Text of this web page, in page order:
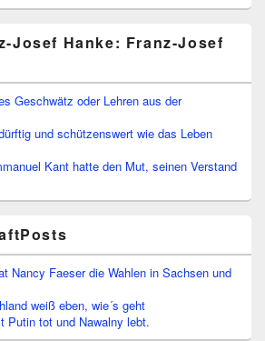
Josef Hanke: Franz-Josef
Geschwätz oder Lehren aus der
und schützenswert wie das Leben
Kant hatte den Mut, seinen Verstand
Nancy Faeser die Wahlen in Sachsen und
weiß eben, wie´s geht
Putin tot und Nawalny lebt.